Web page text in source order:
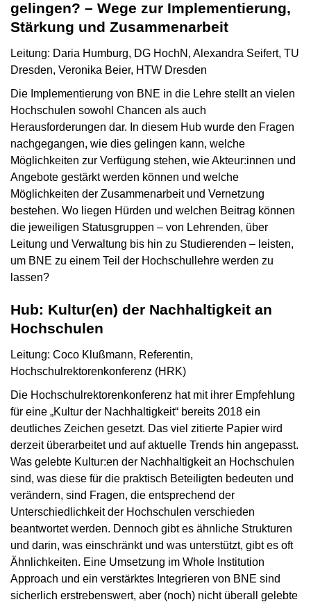
gelingen? – Wege zur Implementierung,
Stärkung und Zusammenarbeit
Leitung: Daria Humburg, DG HochN, Alexandra Seifert, TU
Dresden, Veronika Beier, HTW Dresden
Die Implementierung von BNE in die Lehre stellt an vielen
Hochschulen sowohl Chancen als auch
Herausforderungen dar. In diesem Hub wurde den Fragen
nachgegangen, wie dies gelingen kann, welche
Möglichkeiten zur Verfügung stehen, wie Akteur:innen und
Angebote gestärkt werden können und welche
Möglichkeiten der Zusammenarbeit und Vernetzung
bestehen. Wo liegen Hürden und welchen Beitrag können
die jeweiligen Statusgruppen – von Lehrenden, über
Leitung und Verwaltung bis hin zu Studierenden – leisten,
um BNE zu einem Teil der Hochschullehre werden zu
lassen?
Hub: Kultur(en) der Nachhaltigkeit an
Hochschulen
Leitung: Coco Klußmann, Referentin,
Hochschulrektorenkonferenz (HRK)
Die Hochschulrektorenkonferenz hat mit ihrer Empfehlung
für eine „Kultur der Nachhaltigkeit“ bereits 2018 ein
deutliches Zeichen gesetzt. Das viel zitierte Papier wird
derzeit überarbeitet und auf aktuelle Trends hin angepasst.
Was gelebte Kultur:en der Nachhaltigkeit an Hochschulen
sind, was diese für die praktisch Beteiligten bedeuten und
verändern, sind Fragen, die entsprechend der
Unterschiedlichkeit der Hochschulen verschieden
beantwortet werden. Dennoch gibt es ähnliche Strukturen
und darin, was einschränkt und was unterstützt, gibt es oft
Ähnlichkeiten. Eine Umsetzung im Whole Institution
Approach und ein verstärktes Integrieren von BNE sind
sicherlich erstrebenswert, aber (noch) nicht überall gelebte